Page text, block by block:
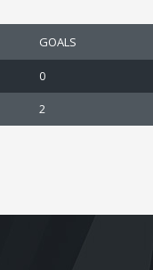
GOALS
0
2